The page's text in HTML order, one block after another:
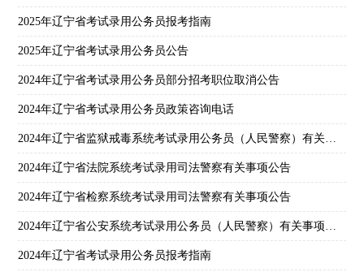
2025年辽宁省考试录用公务员报考指南
2025年辽宁省考试录用公务员公告
2024年辽宁省考试录用公务员部分招考职位取消公告
2024年辽宁省考试录用公务员政策咨询电话
2024年辽宁省监狱戒毒系统考试录用公务员（人民警察）有关事项公告
2024年辽宁省法院系统考试录用司法警察有关事项公告
2024年辽宁省检察系统考试录用司法警察有关事项公告
2024年辽宁省公安系统考试录用公务员（人民警察）有关事项公告
2024年辽宁省考试录用公务员报考指南